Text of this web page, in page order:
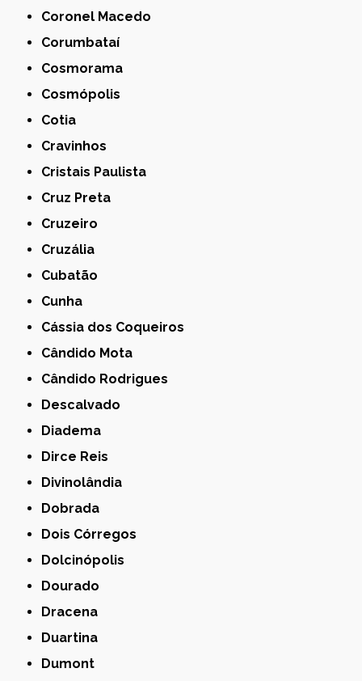
Coronel Macedo
Corumbataí
Cosmorama
Cosmópolis
Cotia
Cravinhos
Cristais Paulista
Cruz Preta
Cruzeiro
Cruzália
Cubatão
Cunha
Cássia dos Coqueiros
Cândido Mota
Cândido Rodrigues
Descalvado
Diadema
Dirce Reis
Divinolândia
Dobrada
Dois Córregos
Dolcinópolis
Dourado
Dracena
Duartina
Dumont